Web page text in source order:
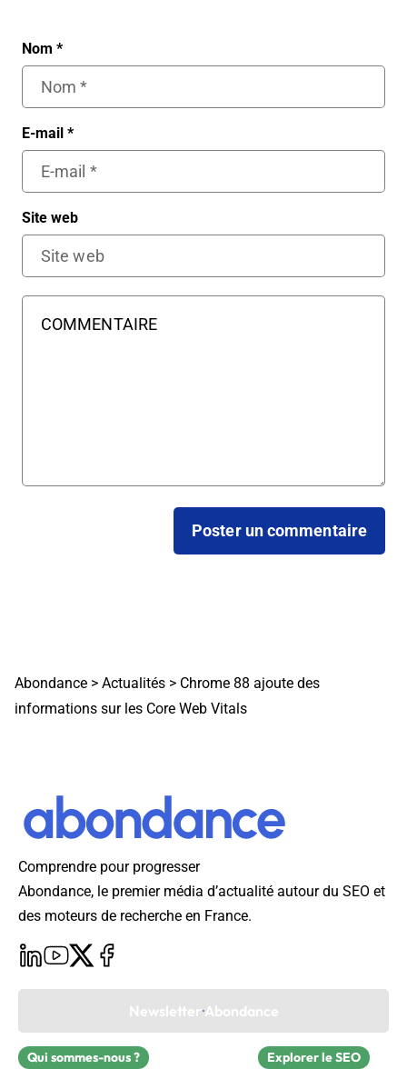
Nom *
E-mail *
Site web
Abondance > Actualités > Chrome 88 ajoute des
informations sur les Core Web Vitals
Comprendre pour progresser
Abondance, le premier média d’actualité autour du SEO et
des moteurs de recherche en France.
Newsletter Abondance
Qui sommes-nous ? Explorer le SEO